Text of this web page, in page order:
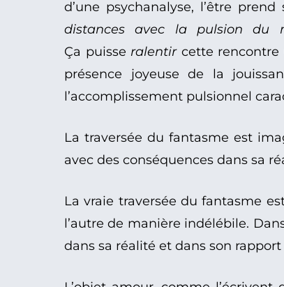
d’une psychanalyse, l’être
distances avec la pulsion du
Ça puisse ralentircette rencontre
présence joyeuse de la
l’accomplissement pulsionnel
La traversée du fantasme est
avec des conséquences dans sa
La vraie traversée du fantasme
l’autre de manière indélébile.
dans sa réalité et dans son rapport